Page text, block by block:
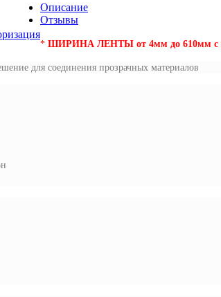
Описание
Отзывы
* ШИРИНА ЛЕНТЫ от 4мм до 610мм с
для соединения прозрачных материалов